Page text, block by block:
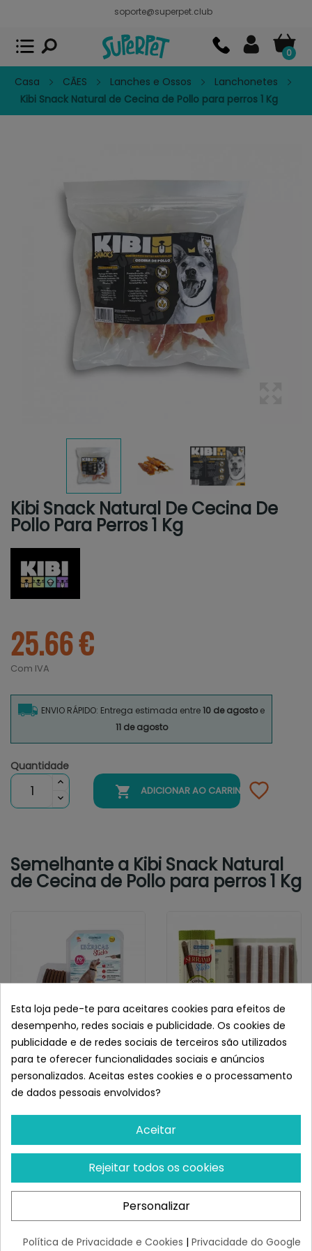
soporte@superpet.club
0
Casa CÃES Lanches e Ossos
Lanchonetes
Kibi Snack Natural de Cecina de Pollo para perros 1 Kg
Kibi Snack Natural De Cecina De
Pollo Para Perros 1 Kg
25.66 €
Com IVA
ENVIO RÁPIDO: Entrega estimada entre10 de agostoe
11 de agosto
Quantidade
 ADICIONAR AO CARRINHO
Semelhante a Kibi Snack Natural
de Cecina de Pollo para perros 1 Kg
MEDITERRANEAN
Mediterranean Ibéricas
Sticks Ricas Em Borrego
Restam 67 uds
4,75 €
MEDITERRANEAN
Mediterranean Serrano
¡Últimas produtos!
3,63 €
1opiniões
Superpet, comida para mascotas
APP GRATIS - En Google Play
Esta loja pede-te para aceitares cookies para efeitos de
desempenho, redes sociais e publicidade. Os cookies de
publicidade e de redes sociais de terceiros são utilizados
para te oferecer funcionalidades sociais e anúncios
personalizados. Aceitas estes cookies e o processamento
de dados pessoais envolvidos?
Aceitar
Rejeitar todos os cookies
Personalizar
Política de Privacidade e Cookies | Privacidade do Google